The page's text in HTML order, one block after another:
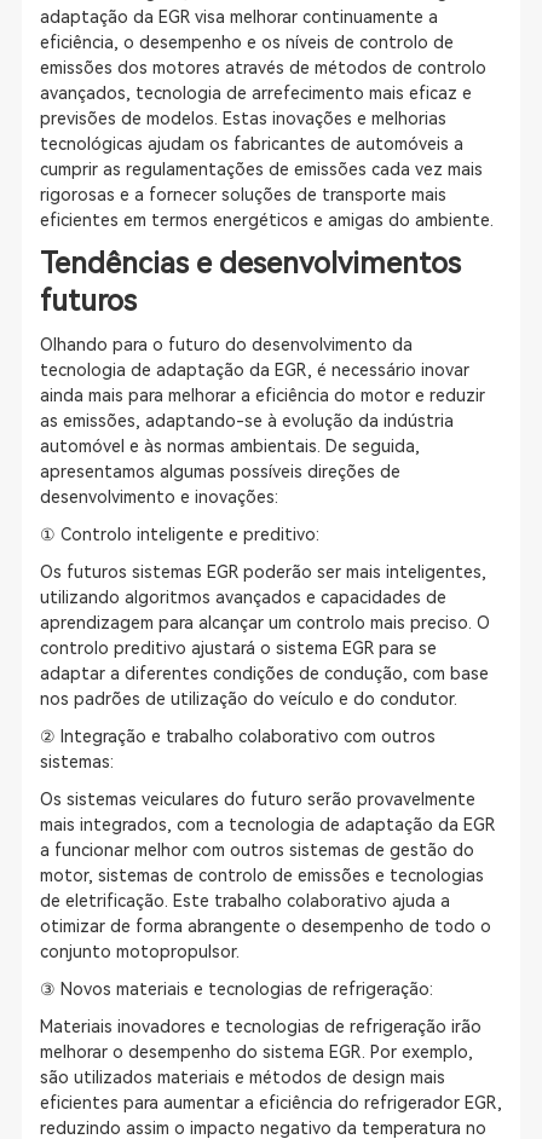
adaptação da EGR visa melhorar continuamente a
eficiência, o desempenho e os níveis de controlo de
emissões dos motores através de métodos de controlo
avançados, tecnologia de arrefecimento mais eficaz e
previsões de modelos. Estas inovações e melhorias
tecnológicas ajudam os fabricantes de automóveis a
cumprir as regulamentações de emissões cada vez mais
rigorosas e a fornecer soluções de transporte mais
eficientes em termos energéticos e amigas do ambiente.
Tendências e desenvolvimentos
futuros
Olhando para o futuro do desenvolvimento da
tecnologia de adaptação da EGR, é necessário inovar
ainda mais para melhorar a eficiência do motor e reduzir
as emissões, adaptando-se à evolução da indústria
automóvel e às normas ambientais. De seguida,
apresentamos algumas possíveis direções de
desenvolvimento e inovações:
① Controlo inteligente e preditivo:
Os futuros sistemas EGR poderão ser mais inteligentes,
utilizando algoritmos avançados e capacidades de
aprendizagem para alcançar um controlo mais preciso. O
controlo preditivo ajustará o sistema EGR para se
adaptar a diferentes condições de condução, com base
nos padrões de utilização do veículo e do condutor.
② Integração e trabalho colaborativo com outros
sistemas:
Os sistemas veiculares do futuro serão provavelmente
mais integrados, com a tecnologia de adaptação da EGR
a funcionar melhor com outros sistemas de gestão do
motor, sistemas de controlo de emissões e tecnologias
de eletrificação. Este trabalho colaborativo ajuda a
otimizar de forma abrangente o desempenho de todo o
conjunto motopropulsor.
③ Novos materiais e tecnologias de refrigeração:
Materiais inovadores e tecnologias de refrigeração irão
melhorar o desempenho do sistema EGR. Por exemplo,
são utilizados materiais e métodos de design mais
eficientes para aumentar a eficiência do refrigerador EGR,
reduzindo assim o impacto negativo da temperatura no